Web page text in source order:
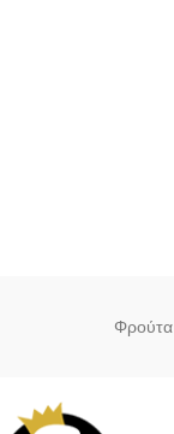
Φρούτα